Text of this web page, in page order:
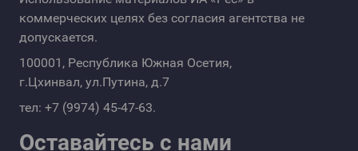
коммерческих целях без согласия агентства не
допускается.
100001, Республика Южная Осетия,
г.Цхинвал, ул.Путина, д.7
тел: +7 (9974) 45-47-63.
Оставайтесь с нами